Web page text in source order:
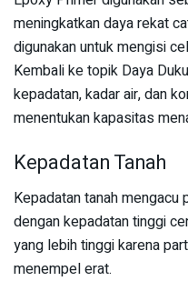
meningkatkan daya rekat
digunakan untuk mengisi
Kembali ke topik Daya
kepadatan, kadar air, dan
menentukan kapasitas
Kepadatan Tanah
Kepadatan tanah mengacu
dengan kepadatan tinggi
yang lebih tinggi karena
menempel erat.